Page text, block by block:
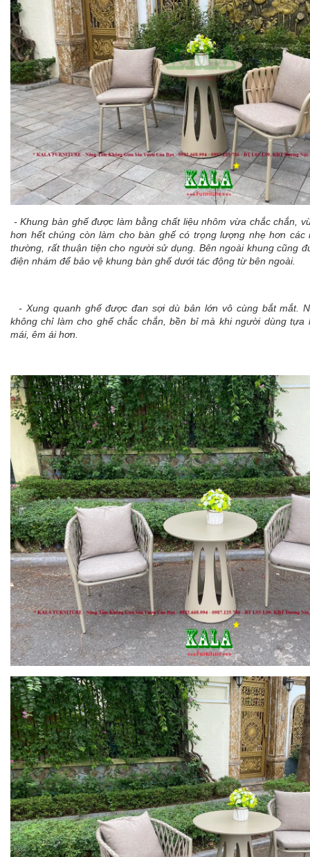
- Khung bàn ghế được làm bằng chất liệu nhôm vừa chắc chắn,
hơn hết chúng còn làm cho bàn ghế có trọng lượng nhẹ hơn các
thường, rất thuận tiện cho người sử dụng. Bên ngoài khung cũng
điện nhám để bảo vệ khung bàn ghế dưới tác động từ bên ngoài.
- Xung quanh ghế được đan sợi dù bản lớn vô cùng bắt mắt.
không chỉ làm cho ghế chắc chắn, bền bỉ mà khi người dùng tựa
mái, êm ái hơn.